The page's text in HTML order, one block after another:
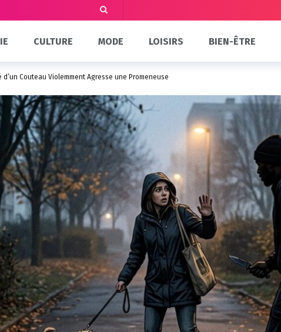
CULTURE MODE LOISIRS BIEN-ÊTRE
Couteau Violemment Agresse une Promeneuse